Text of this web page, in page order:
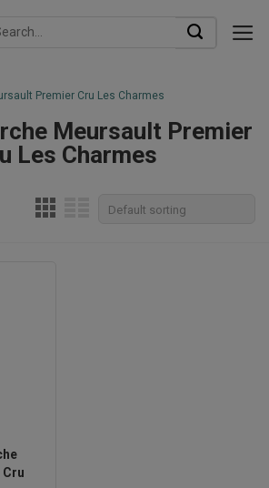
Premier Cru Les Charmes
Meursault Premier
Les Charmes